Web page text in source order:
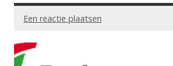
Een reactie plaatsen